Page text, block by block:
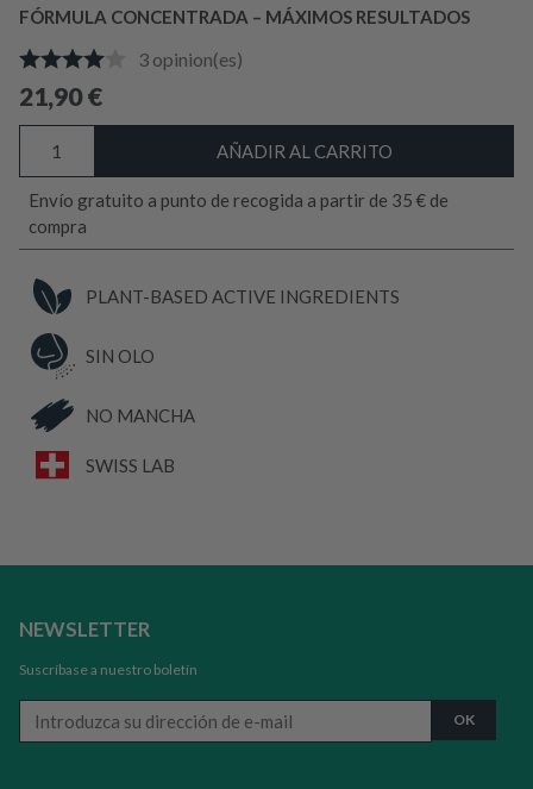
FÓRMULA CONCENTRADA – MÁXIMOS RESULTADOS
3 opinion(es)
21,90€
DIATOMEAS
Chinches
cantidad
AÑADIR AL CARRITO
Envío gratuito a punto de recogida a partir de 35 € de
compra
PLANT-BASED ACTIVE INGREDIENTS
SIN OLO
NO MANCHA
SWISS LAB
NEWSLETTER
Suscríbase a nuestro boletín